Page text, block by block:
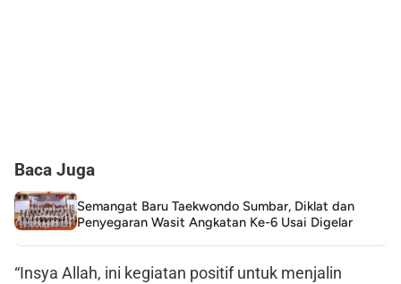
Baca Juga
Semangat Baru Taekwondo Sumbar, Diklat dan
Penyegaran Wasit Angkatan Ke-6 Usai Digelar
“Insya Allah, ini kegiatan positif untuk menjalin